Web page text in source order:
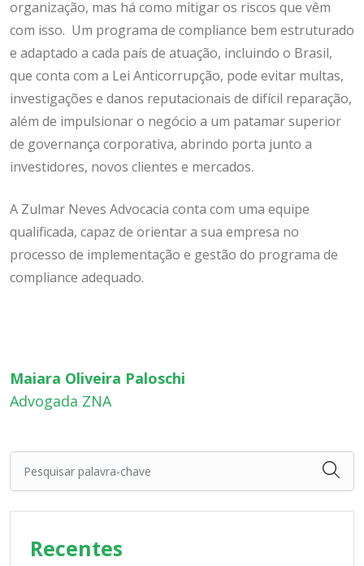
organização, mas há como mitigar os riscos que vêm
com isso. Um programa de compliance bem estruturado
e adaptado a cada país de atuação, incluindo o Brasil,
que conta com a Lei Anticorrupção, pode evitar multas,
investigações e danos reputacionais de difícil reparação,
além de impulsionar o negócio a um patamar superior
de governança corporativa, abrindo porta junto a
investidores, novos clientes e mercados.
A Zulmar Neves Advocacia conta com uma equipe
qualificada, capaz de orientar a sua empresa no
processo de implementação e gestão do programa de
compliance adequado.
Maiara Oliveira Paloschi
Advogada ZNA
Pesquisar palavra-chave
Recentes